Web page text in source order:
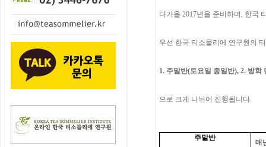
다가올 2017년을 준비하며, 한국
우선 한국 티소믈리에 연구원의
1. 주말반(토요일 종일반), 2. 방학
으로 크게 나뉘어 진행됩니다.
주말반
매